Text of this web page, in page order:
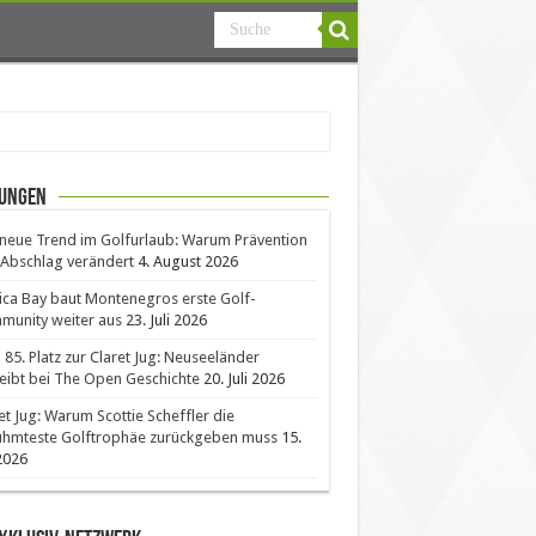
Trend im Golfurlaub: Warum Prävention
verändert 4. August 2026
Bay baut Montenegros erste Golf-
weiter aus 23. Juli 2026
85. Platz zur Claret Jug: Neuseeländer
bei The Open Geschichte 20. Juli 2026
Jug: Warum Scottie Scheffler die
Golftrophäe zurückgeben muss 15.